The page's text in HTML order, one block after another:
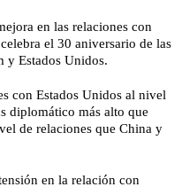
en las relaciones con
el 30 aniversario de las
y Estados Unidos.
con Estados Unidos al nivel
diplomático más alto que
de relaciones que China y
en la relación con